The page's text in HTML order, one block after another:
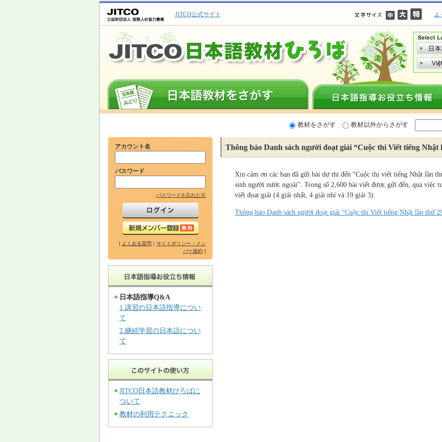
JITCO公式サイト よ
教材をさがす 教材以外からさがす
アカウント名
パスワード
パスワードを忘れた方
[ よくある質問 ｜ サイトポリシー・メン
バー規約 ]
日本語指導Q&A
1.講習の日本語指導につい
て
2.継続学習の日本語につい
て
JITCO日本語教材ひろばに
ついて
教材の利用テクニック
Thông báo Danh sách người đoạt giải “Cuộc thi Viết tiếng Nhật
Xin cảm ơn các bạn đã gửi bài dự thi đến “Cuộc thi viết tiếng Nhật lần
sinh người nước ngoài”. Trong số 2,600 bài viết được gửi đến, qua việc
viết đoạt giải (4 giải nhất, 4 giải nhì và 19 giải 3).
Thông báo Danh sách người đoạt giải “Cuộc thi Viết tiếng Nhật lần thứ